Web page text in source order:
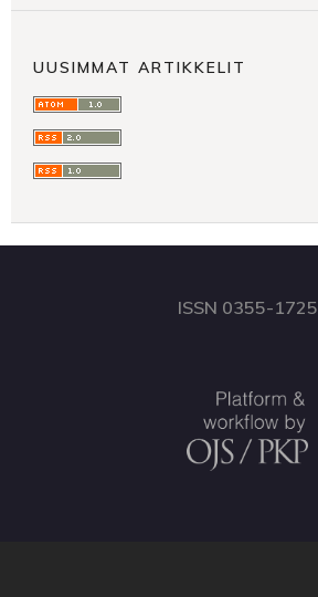
UUSIMMAT ARTIKKELIT
ISSN 0355-1725